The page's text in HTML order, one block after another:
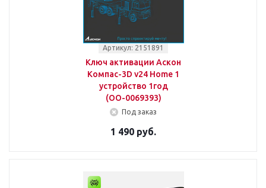
Артикул: 2151891
Ключ активации Аскон
Компас-3D v24 Home 1
устройство 1год
(ОО-0069393)
Под заказ
1 490 руб.